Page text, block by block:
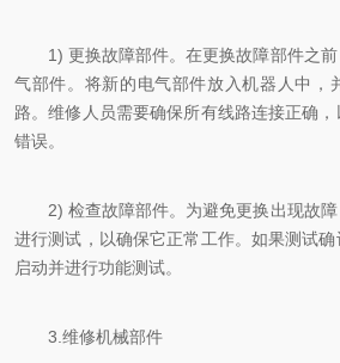
1) 更换故障部件。在更换故障部件之前
气部件。将新的电气部件放入机器人中，
路。维修人员需要确保所有线路连接正确
错误。
2) 检查故障部件。为避免更换出现故障
进行测试，以确保它正常工作。如果测试
启动并进行功能测试。
3.维修机械部件